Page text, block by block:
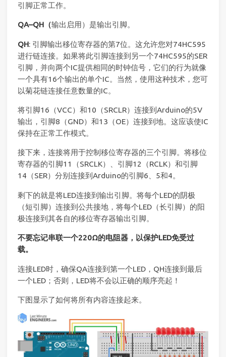
引脚正常工作。
QA–QH（输出启用）是输出引脚。
QH: 引脚输出移位寄存器的第7位。这允许您对74HC595
进行链连接。如果将此引脚连接到另一个74HC595的SER
引脚，并向两个IC提供相同的时钟信号，它们的行为就像
一个具有16个输出的单个IC。当然，使用这种技术，您可
以菊花链连接任意数量的IC。
将引脚16（VCC）和10（SRCLR）连接到Arduino的5V
输出，引脚8（GND）和13（OE）连接到地。这应该使IC
保持在正常工作模式。
接下来，连接将用于控制移位寄存器的三个引脚。将移位
寄存器的引脚11（SRCLK）、引脚12（RCLK）和引脚
14（SER）分别连接到Arduino的引脚6、5和4。
剩下的就是将LED连接到输出引脚。将每个LED的阴极
（短引脚）连接到公共接地，将每个LED（长引脚）的阳
极连接到其各自的移位寄存器输出引脚。
不要忘记串联一个220Ω的电阻器，以保护LED免受过
载。
连接LED时，确保QA连接到第一个LED，QH连接到最后
一个LED；否则，LED将不会以正确的顺序亮起！
下图显示了如何将所有内容连接起来。